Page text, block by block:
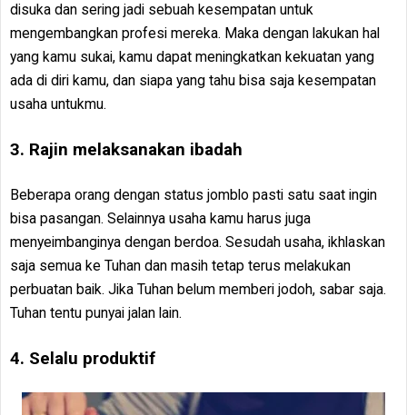
disuka dan sering jadi sebuah kesempatan untuk
mengembangkan profesi mereka. Maka dengan lakukan hal
yang kamu sukai, kamu dapat meningkatkan kekuatan yang
ada di diri kamu, dan siapa yang tahu bisa saja kesempatan
usaha untukmu.
3. Rajin melaksanakan ibadah
Beberapa orang dengan status jomblo pasti satu saat ingin
bisa pasangan. Selainnya usaha kamu harus juga
menyeimbanginya dengan berdoa. Sesudah usaha, ikhlaskan
saja semua ke Tuhan dan masih tetap terus melakukan
perbuatan baik. Jika Tuhan belum memberi jodoh, sabar saja.
Tuhan tentu punyai jalan lain.
4. Selalu produktif